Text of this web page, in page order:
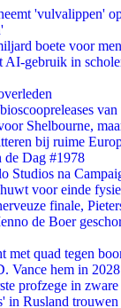
'vulvalippen'
boete voor
AI-gebruik in
Shelbourne,
bij ruime
de Dag #1978
Studios na
voor einde
finale,
de Boer
met quad tegen
Vance hem in
profzege in
in Rusland